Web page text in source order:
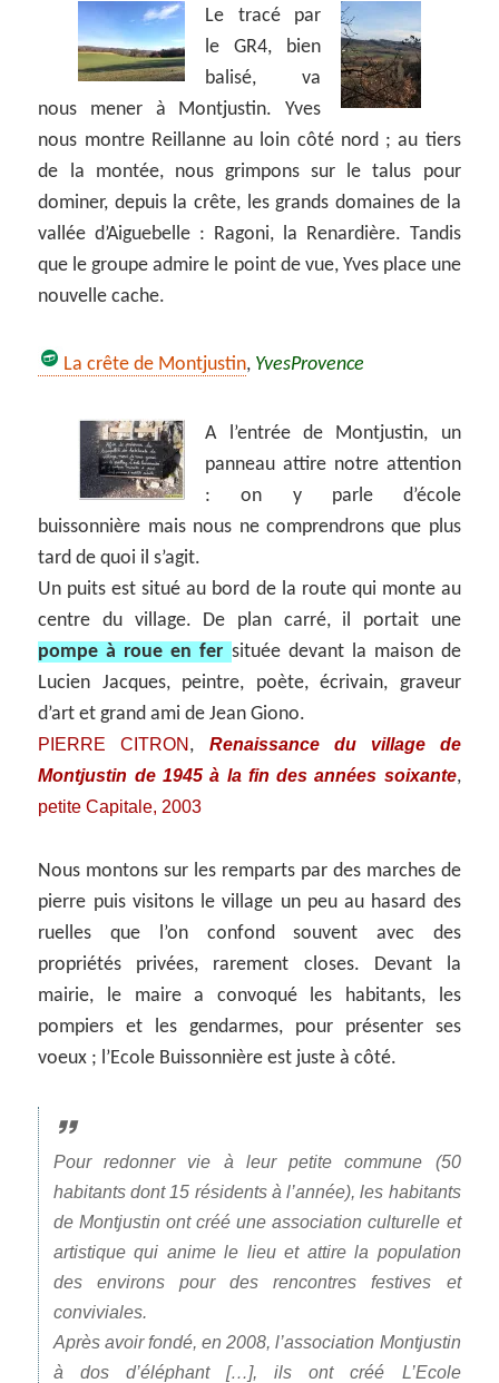
Le tracé par
le GR4, bien
balisé, va
nous mener à Montjustin. Yves
nous montre Reillanne au loin côté nord ; au tiers
de la montée, nous grimpons sur le talus pour
dominer, depuis la crête, les grands domaines de la
vallée d’Aiguebelle : Ragoni, la Renardière. Tandis
que le groupe admire le point de vue, Yves place une
nouvelle cache.
La crête de Montjustin, YvesProvence
A l’entrée de Montjustin, un
panneau attire notre attention
: on y parle d’école
buissonnière mais nous ne comprendrons que plus
tard de quoi il s’agit.
Un puits est situé au bord de la route qui monte au
centre du village. De plan carré, il portait une
pompe à roue en fer située devant la maison de
Lucien Jacques, peintre, poète, écrivain, graveur
d’art et grand ami de Jean Giono.
PIERRE CITRON, Renaissance du village de
Montjustin de 1945 à la fin des années soixante,
petite Capitale, 2003
Nous montons sur les remparts par des marches de
pierre puis visitons le village un peu au hasard des
ruelles que l’on confond souvent avec des
propriétés privées, rarement closes. Devant la
mairie, le maire a convoqué les habitants, les
pompiers et les gendarmes, pour présenter ses
voeux ; l’Ecole Buissonnière est juste à côté.
Pour redonner vie à leur petite commune (50
habitants dont 15 résidents à l’année), les habitants
de Montjustin ont créé une association culturelle et
artistique qui anime le lieu et attire la population
des environs pour des rencontres festives et
conviviales.
Après avoir fondé, en 2008, l’association Montjustin
à dos d’éléphant […], ils ont créé L’Ecole